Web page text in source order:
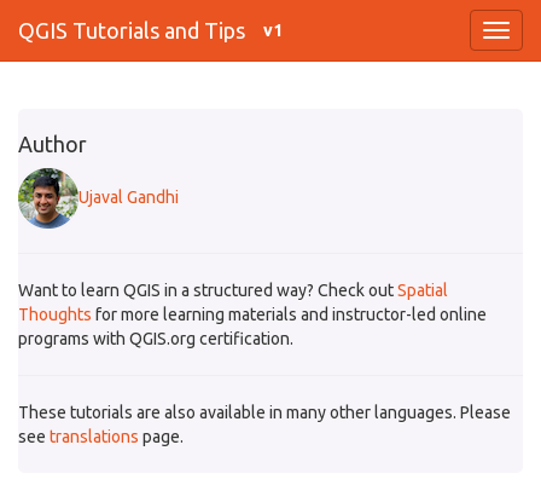
QGIS Tutorials and Tips v1
Author
Ujaval Gandhi
Want to learn QGIS in a structured way? Check outSpatial
Thoughts for more learning materials and instructor-led online
programs with QGIS.org certification.
These tutorials are also available in many other languages. Please
see translations page.